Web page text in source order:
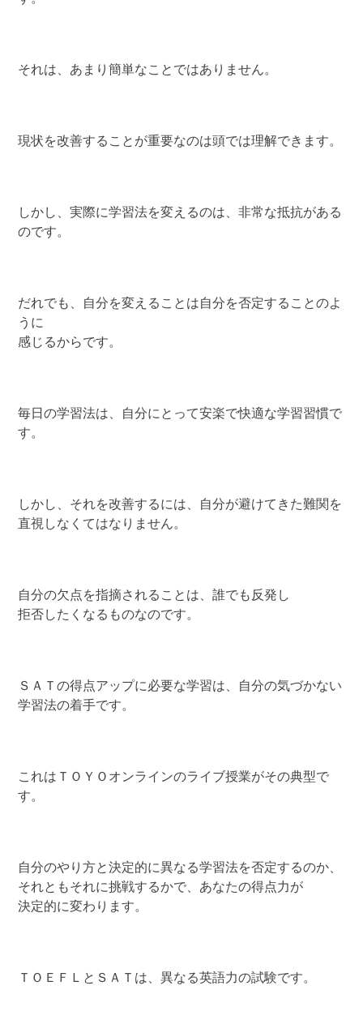
それは、あまり簡単なことではありません。
現状を改善することが重要なのは頭では理解できます。
しかし、実際に学習法を変えるのは、非常な抵抗がある
のです。
だれでも、自分を変えることは自分を否定することのよ
うに
感じるからです。
毎日の学習法は、自分にとって安楽で快適な学習習慣で
す。
しかし、それを改善するには、自分が避けてきた難関を
直視しなくてはなりません。
自分の欠点を指摘されることは、誰でも反発し
拒否したくなるものなのです。
ＳＡＴの得点アップに必要な学習は、自分の気づかない
学習法の着手です。
これはＴＯＹＯオンラインのライブ授業がその典型で
す。
自分のやり方と決定的に異なる学習法を否定するのか、
それともそれに挑戦するかで、あなたの得点力が
決定的に変わります。
ＴＯＥＦＬとＳＡＴは、異なる英語力の試験です。